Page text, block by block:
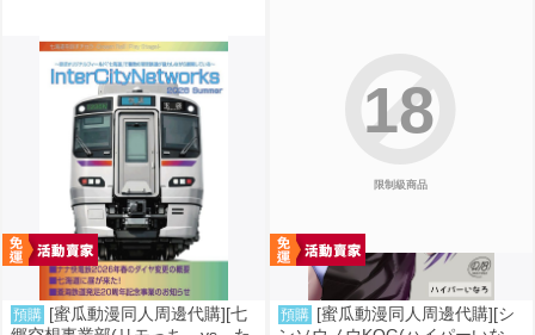
預購 [蜜瓜動漫同人周邊代購][七
限制級商品
18
預購 [蜜瓜動漫同人周邊代購][シ